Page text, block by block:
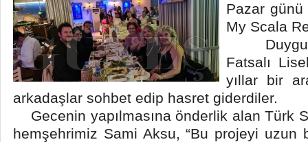
Pazar günü
My Scala
Duygulu
Fatsalı
yıllar bir
arkadaşlar sohbet edip hasret giderdiler.
Gecenin yapılmasına önderlik alan Türk
hemşehrimiz Sami Aksu, “Bu projeyi uzun